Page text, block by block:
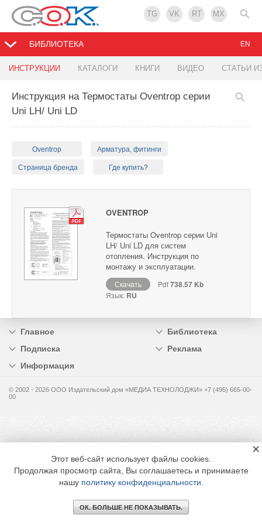
TG VK RT MX
БИБЛИОТЕКА
ИНСТРУКЦИИ КАТАЛОГИ КНИГИ ВИДЕО СТАТЬИ
EN
Инструкция на Термостаты Oventrop серии
Uni LH/ Uni LD
Oventrop Арматура, фитинги
Страница бренда Где купить?
OVENTROP
Термостаты Oventrop серии Uni
LH/ Uni LD для систем
отопления. Инструкция по
монтажу и эксплуатации.
Скачать Pdf738.57 Kb
Язык: RU
Главное
Библиотека
Подписка
Реклама
Информация
© 2002 - 2026 OOO Издательский дом «МЕДИА ТЕХНОЛОДЖИ» +7 (495) 665-00-
00
Этот веб-сайт использует файлы cookies.
Продолжая просмотр сайта, Вы соглашаетесь и принимаете
нашу политику конфиденциальности
ОК. БОЛЬШЕ НЕ ПОКАЗЫВАТЬ.
×